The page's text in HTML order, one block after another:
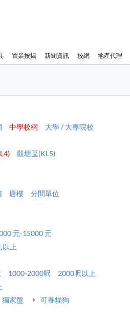
置業按揭 新聞資訊 校網 地產代理
中學校網
大學 / 大專院校
觀塘區(KL5)
唐樓
分間單位
元-15000 元
以上
1000-2000呎
2000呎以上
獨家盤
可養貓狗